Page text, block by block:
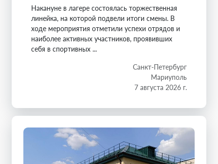
Накануне в лагере состоялась торжественная
линейка, на которой подвели итоги смены. В
ходе мероприятия отметили успехи отрядов и
наиболее активных участников, проявивших
себя в спортивных ...
Санкт-Петербург
Мариуполь
7 августа 2026 г.